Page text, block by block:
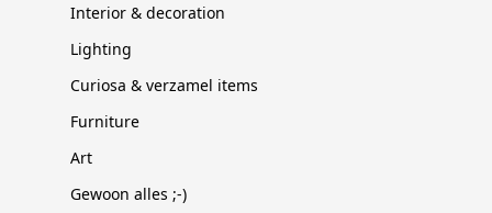
Interior & decoration
Lighting
Curiosa & verzamel items
Furniture
Art
Gewoon alles ;-)